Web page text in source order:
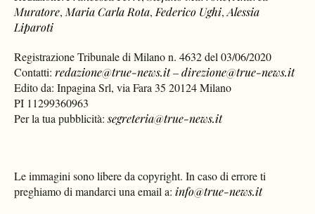
Muratore, Maria Carla Rota, Federico Ughi,Alessia
Liparoti
Registrazione Tribunale di Milano n. 4632 del 03/06/2020
Contatti:redazione@true-news.it–direzione@true-news.it
Edito da: Inpagina Srl, via Fara 35 20124 Milano
PI 11299360963
Per la tua pubblicità:segreteria@true-news.it
Le immagini sono libere da copyright. In caso di errore ti
preghiamo di mandarci una email a: info@true-news.it